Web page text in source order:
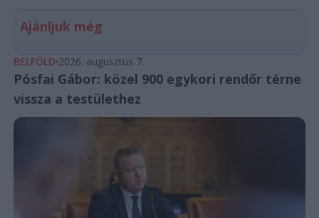
Ajánljuk még
BELFÖLD 2026. augusztus 7.
Pósfai Gábor: közel 900 egykori rendőr térne
vissza a testülethez